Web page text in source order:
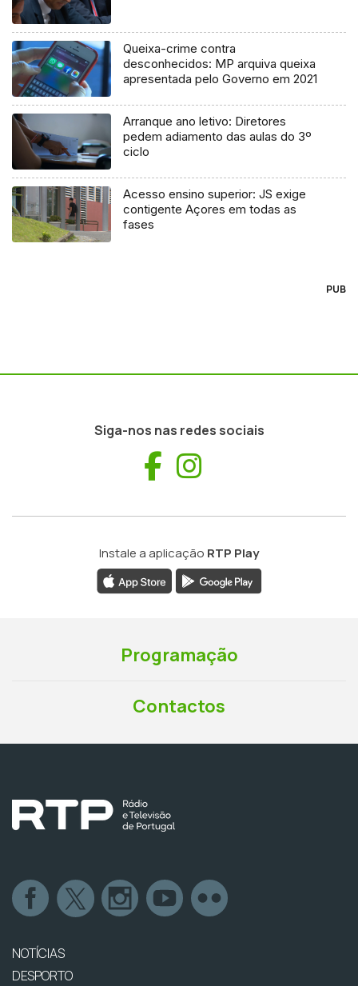
Queixa-crime contra
desconhecidos: MP arquiva queixa
apresentada pelo Governo em 2021
Arranque ano letivo: Diretores
pedem adiamento das aulas do 3º
ciclo
Acesso ensino superior: JS exige
contigente Açores em todas as
fases
PUB
Siga-nos nas redes sociais
Facebook
Instale a aplicação RTP Play
Programação
Contactos
NOTÍCIAS
DESPORTO